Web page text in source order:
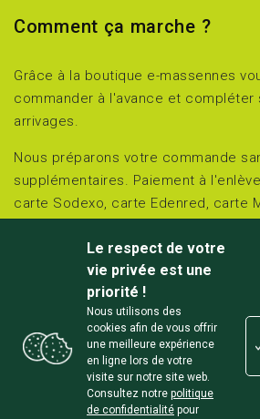
Comment ça marche ?
Grâce à la boutique e-massennes
commander à l'avance et compléter
arrivages.
Nous préparons votre commande
supplémentaires. Paiement à
carte Sodexo, carte Edenred, carte
Retirez et réglez sur place le jour
jeudi et vendredi de 15h00 à 18h00
samedi de 10h00 à 18h00.
Chemin des Massennes 3 à
Le respect de votre
vie privée est une
priorité !
Nous utilisons des
cookies afin de vous offrir
une meilleure expérience
en ligne lors de votre
visite sur notre site web.
Consultez notre politique
de confidentialité pour